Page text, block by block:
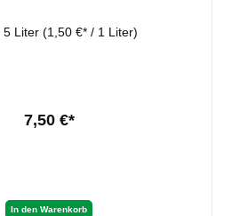
5 Liter (1,50 €* / 1 Liter)
7,50 €*
In den Warenkorb